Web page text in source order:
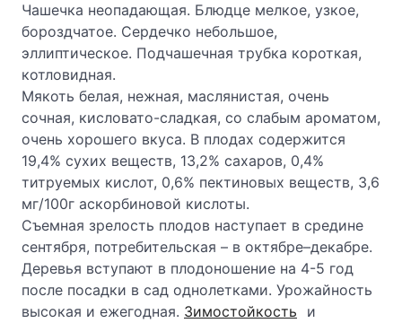
Чашечка неопадающая. Блюдце мелкое, узкое,
бороздчатое. Сердечко небольшое,
эллиптическое. Подчашечная трубка короткая,
котловидная.
Мякоть белая, нежная, маслянистая, очень
сочная, кисловато-сладкая, со слабым ароматом,
очень хорошего вкуса. В плодах содержится
19,4% сухих веществ, 13,2% сахаров, 0,4%
титруемых кислот, 0,6% пектиновых веществ, 3,6
мг/100г аскорбиновой кислоты.
Съемная зрелость плодов наступает в средине
сентября, потребительская – в октябре–декабре.
Деревья вступают в плодоношение на 4-5 год
после посадки в сад однолетками. Урожайность
высокая и ежегодная. Зимостойкость
и